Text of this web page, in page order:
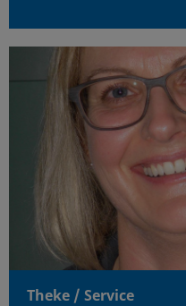
Theke / Service